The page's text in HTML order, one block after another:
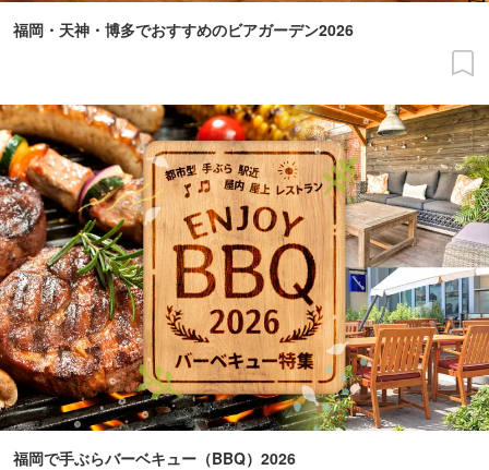
福岡・天神・博多でおすすめのビアガーデン2026
福岡で手ぶらバーベキュー（BBQ）2026